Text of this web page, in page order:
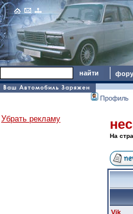
Профиль
Убрать рекламу
На
Vik